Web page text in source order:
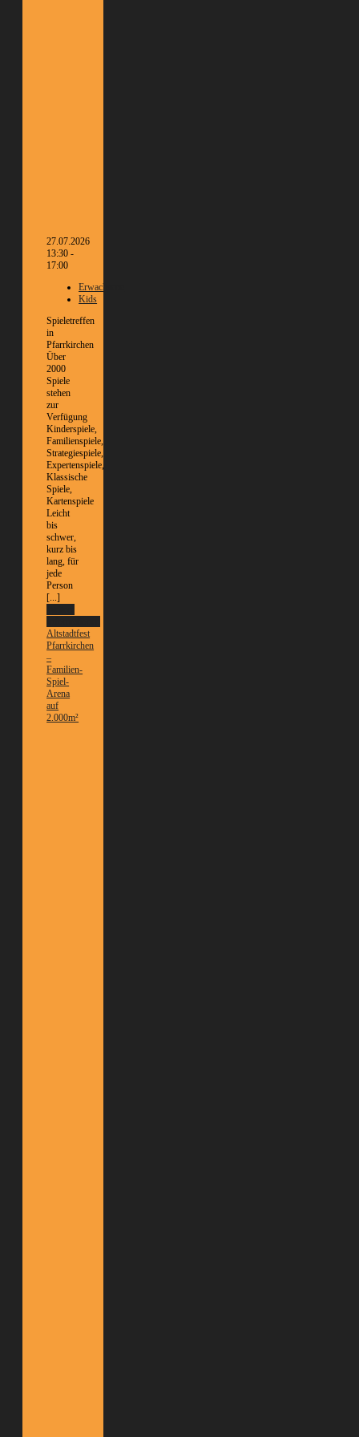
27.07.2026
13:30 -
17:00
Erwachsene
Kids
Spieletreffen
in
Pfarrkirchen
Über
2000
Spiele
stehen
zur
Verfügung
Kinderspiele,
Familienspiele,
Strategiespiele,
Expertenspiele,
Klassische
Spiele,
Kartenspiele
Leicht
bis
schwer,
kurz bis
lang, für
jede
Person
[...]
Altstadtfest
Pfarrkirchen
–
Familien-
Spiel-
Arena
auf
2.000m²